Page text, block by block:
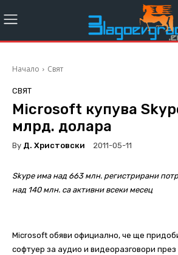
Начало Свят
СВЯТ
Microsoft купува
млрд. долара
By Д. Христовски 2011-05-11
Skype има над 663 млн. регистрирани
над 140 млн. са активни всеки месец
Microsoft обяви официално, че ще
софтуер за аудио и видеоразговори